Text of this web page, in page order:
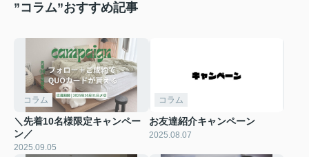
”コラム”おすすめ記事
コラム
＼先着10名様限定キャンペー
ン／
2025.09.05
コラム
お友達紹介キャンペーン
2025.08.07